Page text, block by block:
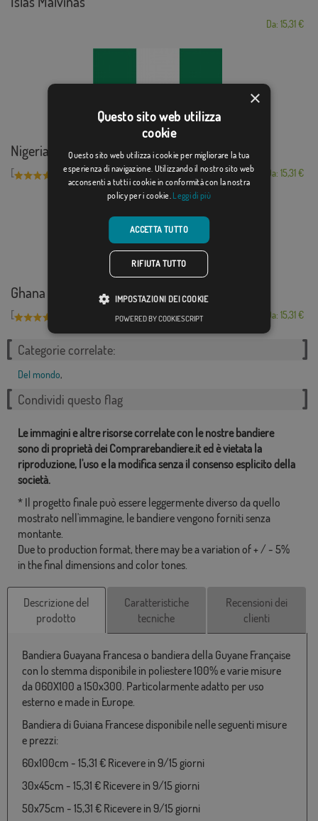
Da: 15,31 €
Nigeria
[ (1)] Da: 15,31 €
Ghana
[ Da: 15,31 €
Categorie correlate:
Del mondo,
Condividi questo flag
Le immagini e altre risorse correlate con le nostre bandiere
sono di proprietà dei Comprarebandiere.it ed è vietata la
riproduzione, l'uso e la modifica senza il consenso esplicito della
società.
* Il progetto finale può essere leggermente diverso da quello
mostrato nell'immagine, le bandiere vengono forniti senza
montante.
Due to production format, there may be a variation of + / - 5%
in the final dimensions and color tones.
Descrizione del
prodotto
Caratteristiche
tecniche
Recensioni dei
clienti
Bandiera Guayana Francesa o bandiera della Guyane Française
con lo stemma disponibile in poliestere 100% e varie misure
da 060X100 a 150x300. Particolarmente adatto per uso
esterno e made in Europe.
Bandiera di Guiana Francese disponibile nelle seguenti misure
e prezzi:
60x100cm - 15,31 € Ricevere in 9/15 giorni
30x45cm - 15,31 € Ricevere in 9/15 giorni
50x75cm - 15,31 € Ricevere in 9/15 giorni
×
Questo sito web utilizza
cookie
Questo sito web utilizza i cookie per migliorare la tua
esperienza di navigazione. Utilizzando il nostro sito web
acconsenti a tutti i cookie in conformità con la nostra
policy per i cookie. Leggi di più
ACCETTA TUTTO
RIFIUTA TUTTO
IMPOSTAZIONI DEI COOKIE
POWERED BY COOKIESCRIPT